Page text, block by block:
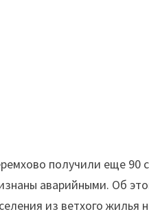
получили еще 90
аварийными. Об
из ветхого жилья